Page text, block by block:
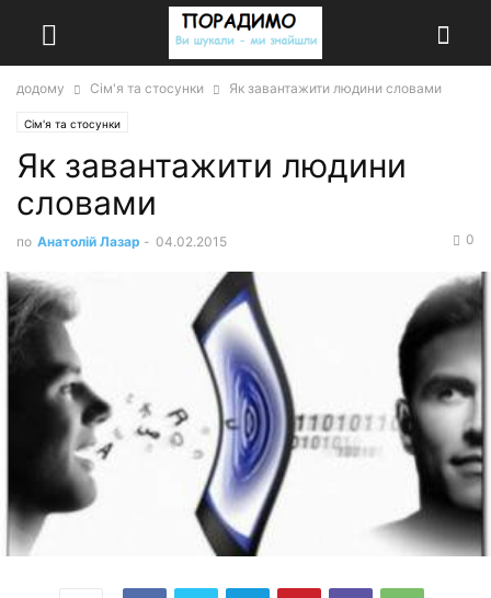
додому Сім'я та стосунки Як завантажити людини словами
Сім'я та стосунки
Як завантажити людини
словами
по Анатолій Лазар - 04.02.2015 0